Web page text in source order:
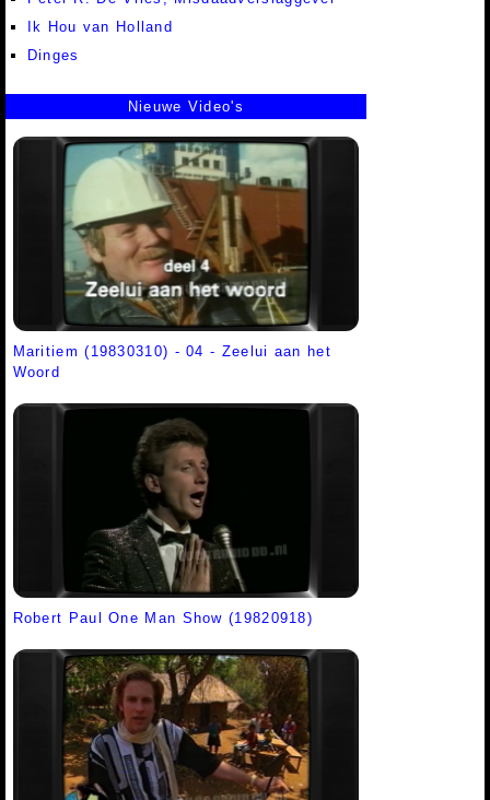
Ik Hou van Holland
Dinges
Nieuwe Video's
Maritiem (19830310) - 04 - Zeelui aan het
Woord
Robert Paul One Man Show (19820918)